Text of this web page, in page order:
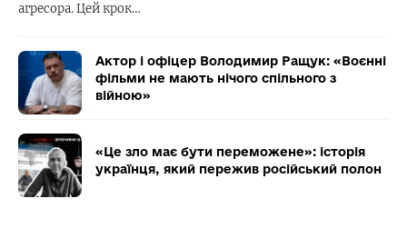
агресора. Цей крок…
Актор і офіцер Володимир Ращук: «Воєнні
фільми не мають нічого спільного з
війною»
«Це зло має бути переможене»: історія
українця, який пережив російський полон